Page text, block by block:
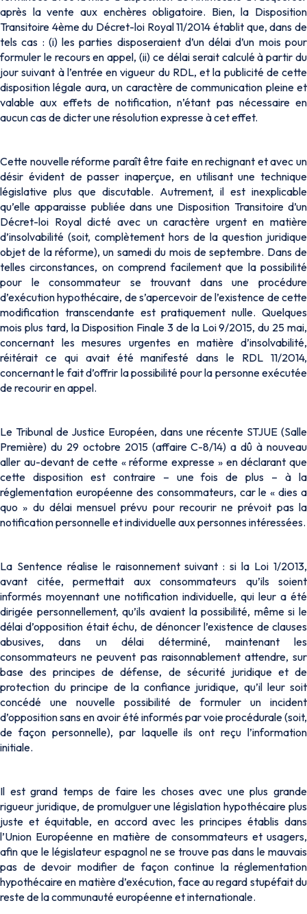
après la vente aux enchères obligatoire. Bien, la Disposition
Transitoire 4ème du Décret-loi Royal 11/2014 établit que, dans de
tels cas : (i) les parties disposeraient d’un délai d’un mois pour
formuler le recours en appel, (ii) ce délai serait calculé à partir du
jour suivant à l’entrée en vigueur du RDL, et la publicité de cette
disposition légale aura, un caractère de communication pleine et
valable aux effets de notification, n’étant pas nécessaire en
aucun cas de dicter une résolution expresse à cet effet.
Cette nouvelle réforme paraît être faite en rechignant et avec un
désir évident de passer inaperçue, en utilisant une technique
législative plus que discutable. Autrement, il est inexplicable
qu’elle apparaisse publiée dans une Disposition Transitoire d’un
Décret-loi Royal dicté avec un caractère urgent en matière
d’insolvabilité (soit, complètement hors de la question juridique
objet de la réforme), un samedi du mois de septembre. Dans de
telles circonstances, on comprend facilement que la possibilité
pour le consommateur se trouvant dans une procédure
d’exécution hypothécaire, de s’apercevoir de l’existence de cette
modification transcendante est pratiquement nulle. Quelques
mois plus tard, la Disposition Finale 3 de la Loi 9/2015, du 25 mai,
concernant les mesures urgentes en matière d’insolvabilité,
réitérait ce qui avait été manifesté dans le RDL 11/2014,
concernant le fait d’offrir la possibilité pour la personne exécutée
de recourir en appel.
Le Tribunal de Justice Européen, dans une récente STJUE (Salle
Première) du 29 octobre 2015 (affaire C-8/14) a dû à nouveau
aller au-devant de cette « réforme expresse » en déclarant que
cette disposition est contraire – une fois de plus – à la
réglementation européenne des consommateurs, car le « dies a
quo » du délai mensuel prévu pour recourir ne prévoit pas la
notification personnelle et individuelle aux personnes intéressées.
La Sentence réalise le raisonnement suivant : si la Loi 1/2013,
avant citée, permettait aux consommateurs qu’ils soient
informés moyennant une notification individuelle, qui leur a été
dirigée personnellement, qu’ils avaient la possibilité, même si le
délai d’opposition était échu, de dénoncer l’existence de clauses
abusives, dans un délai déterminé, maintenant les
consommateurs ne peuvent pas raisonnablement attendre, sur
base des principes de défense, de sécurité juridique et de
protection du principe de la confiance juridique, qu’il leur soit
concédé une nouvelle possibilité de formuler un incident
d’opposition sans en avoir été informés par voie procédurale (soit,
de façon personnelle), par laquelle ils ont reçu l’information
initiale.
Il est grand temps de faire les choses avec une plus grande
rigueur juridique, de promulguer une législation hypothécaire plus
juste et équitable, en accord avec les principes établis dans
l’Union Européenne en matière de consommateurs et usagers,
afin que le législateur espagnol ne se trouve pas dans le mauvais
pas de devoir modifier de façon continue la réglementation
hypothécaire en matière d’exécution, face au regard stupéfait du
reste de la communauté européenne et internationale.